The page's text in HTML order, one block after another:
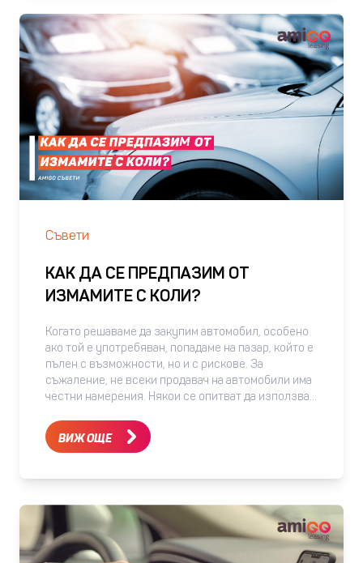
банките. За това ние ти предлагаме лизинг без
нуждата от доказване на доходи, което прави
процеса по-лесен з
Съвети
КАК ДА СЕ ПРЕДПАЗИМ ОТ
ИЗМАМИТЕ С КОЛИ?
Когато решаваме да закупим автомобил, особено
ако той е употребяван, попадаме на пазар, който е
пълен с възможности, но и с рискове. За
съжаление, не всеки продавач на автомобили има
честни намерения. Някои се опитват да използват
да им продадат автомобил с проблеми. Затова е
изключително важно да бъдем добре
закупим употребявана кола. Нека да разгледаме
срещнем, и как да се предпазим от тях. -
Манипулации с пробега: Това е една от най-
честите измами в България
ВИЖ ОЩЕ